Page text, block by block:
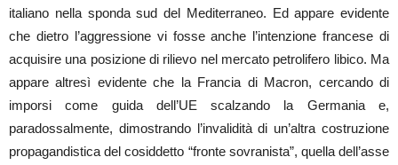
italiano nella sponda sud del Mediterraneo. Ed appare evidente
che dietro l’aggressione vi fosse anche l’intenzione francese di
acquisire una posizione di rilievo nel mercato petrolifero libico. Ma
appare altresì evidente che la Francia di Macron, cercando di
imporsi come guida dell’UE scalzando la Germania e,
paradossalmente, dimostrando l’invalidità di un’altra costruzione
propagandistica del cosiddetto “fronte sovranista”, quella dell’asse